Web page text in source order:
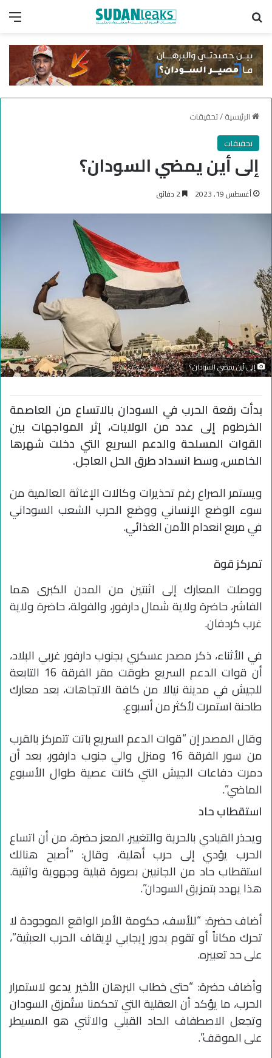
الرئيسية/تحقيقات
تحقيقات
إلى أين يمضي السودان؟
أغسطس 19, 2023
إلى أين يمضي السودان؟
بدأت رقعة الحرب في السودان بالاتساع من العاصمة
الخرطوم إلى عدد من الولايات، إثر المواجهات بين
القوات المسلحة والدعم السريع التي دخلت شهرها
الخامس، وسط انسداد طرق الحل العاجل.
ويستمر الصراع رغم تحذيرات وكالات الإغاثة العالمية من
سوء الوضع الإنساني ووضع الحرب الشعب السوداني
في مربع انعدام الأمن الغذائي.
تمركز قوة
ووصلت المعارك إلى اثنتين من المدن الكبرى هما
الفاشر، حاضرة ولاية شمال دارفور، والفولة، حاضرة ولاية
غرب كردفان.
في الأثناء، ذكر مصدر عسكري بجنوب دارفور غربي البلاد،
أن قوات الدعم السريع طوقت مقر الفرقة 16 التابعة
للجيش في مدينة نيالا من كافة الاتجاهات، بعد معارك
طاحنة استمرت لأكثر من أسبوع.
وقال المصدر إن “قوات الدعم السريع باتت تتمركز بالقرب
من سور الفرقة 16 ومنزل والي جنوب دارفور، بعد أن
دمرت دفاعات الجيش التي كانت عصية طوال الأسبوع
الماضي”.
استقطاب حاد
ويحذر القيادي بالحرية والتغيير، المعز حضرة، من أن اتساع
الحرب يؤدي إلى حرب أهلية، وقال: “أصبح هنالك
استقطاب حاد من الجانبين بصورة قبلية وجهوية واثنية.
هذا يهدد بتمزيق السودان”.
أضاف حضرة: “للأسف، حكومة الأمر الواقع الموجودة لا
تحرك مكاناً أو تقوم بدور إيجابي لإيقاف الحرب العبثية”،
على حد تعبيره.
وأضاف حضرة: “حتى خطاب البرهان الأخير يدعو لاستمرار
الحرب، ما يؤكد أن العقلية التي تحكمنا ستُمزق السودان
وتجعل الاصطفاف الحاد القبلي والاثني هو المسيطر
على الموقف”.